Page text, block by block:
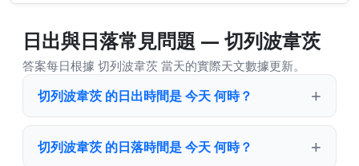
日出與日落常見問題 — 切列波韋茨
答案每日根據 切列波韋茨 當天的實際天文數據更新。
切列波韋茨 的日出時間是 今天 何時？
切列波韋茨 的日落時間是 今天 何時？